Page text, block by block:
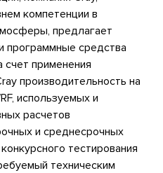
компетенции в
предлагает
программные средства
счет применения
производительность на
используемых и
расчетов
и среднесрочных
тестирования
техническим